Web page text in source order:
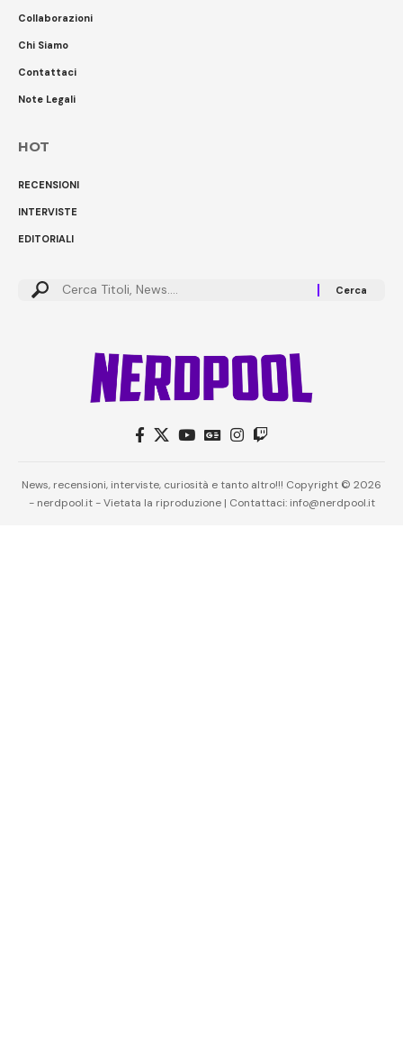
Collaborazioni
Chi Siamo
Contattaci
Note Legali
HOT
RECENSIONI
INTERVISTE
EDITORIALI
News, recensioni, interviste, curiosità e tanto altro!!! Copyright © 2026
- nerdpool.it - Vietata la riproduzione | Contattaci: info@nerdpool.it